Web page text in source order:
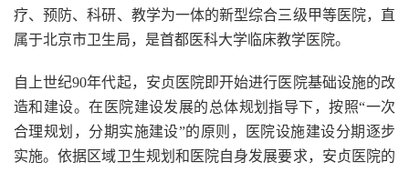
疗、预防、科研、教学为一体的新型综合三级甲等医院，直
属于北京市卫生局，是首都医科大学临床教学医院。
自上世纪90年代起，安贞医院即开始进行医院基础设施的改
造和建设。在医院建设发展的总体规划指导下，按照“一次
合理规划，分期实施建设”的原则，医院设施建设分期逐步
实施。依据区域卫生规划和医院自身发展要求，安贞医院的